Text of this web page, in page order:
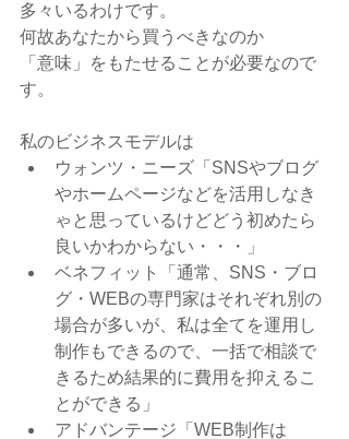
多々いるわけです。
何故あなたから買うべきなのか
「意味」をもたせることが必要なので
す。
私のビジネスモデルは
ウォンツ・ニーズ「SNSやブログ
やホームページなどを活用しなき
ゃと思っているけどどう初めたら
良いかわからない・・・」
ベネフィット「通常、SNS・ブロ
グ・WEBの専門家はそれぞれ別の
場合が多いが、私は全てを運用し
制作もできるので、一括で相談で
きるため結果的に費用を抑えるこ
とができる」
アドバンテージ「WEB制作は